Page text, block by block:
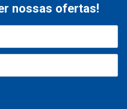
nossas ofertas!